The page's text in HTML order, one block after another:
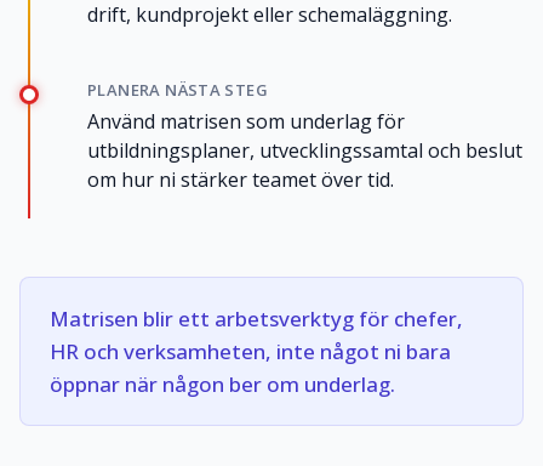
drift, kundprojekt eller schemaläggning.
PLANERA NÄSTA STEG
Använd matrisen som underlag för
utbildningsplaner, utvecklingssamtal och beslut
om hur ni stärker teamet över tid.
Matrisen blir ett arbetsverktyg för chefer,
HR och verksamheten, inte något ni bara
öppnar när någon ber om underlag.